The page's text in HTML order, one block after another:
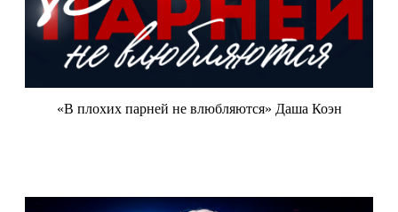
«В плохих парней не влюбляются» Даша Коэн